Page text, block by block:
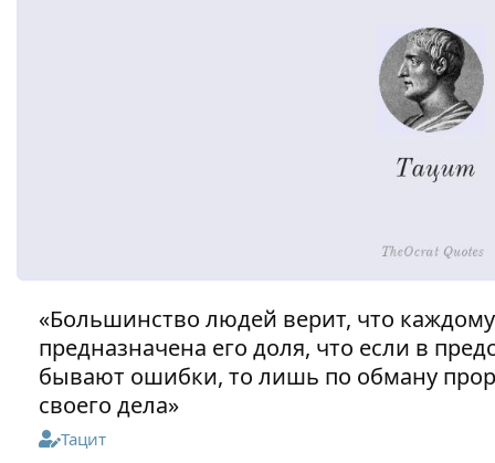
«Большинство людей верит, что
предназначена его доля, что если в
бывают ошибки, то лишь по обману
своего дела»
Тацит